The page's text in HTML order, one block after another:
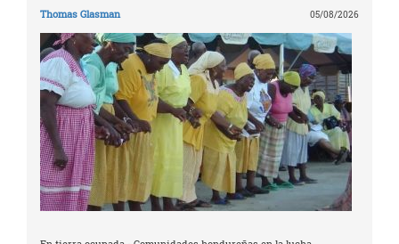
Thomas Glasman 05/08/2026